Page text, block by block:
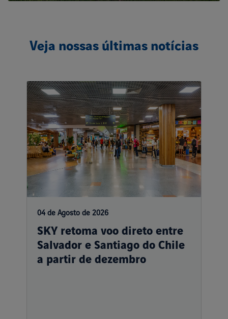
Veja nossas últimas notícias
04 de Agosto de 2026
SKY retoma voo direto entre
Salvador e Santiago do Chile
a partir de dezembro